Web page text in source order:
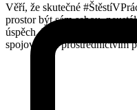
Věří, že skutečné
prostor být sám sebou,
úspěch. Ve volném čase
spojovat lidi prostřednictvím